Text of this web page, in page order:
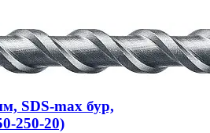
SDS-max бур,
250-20)